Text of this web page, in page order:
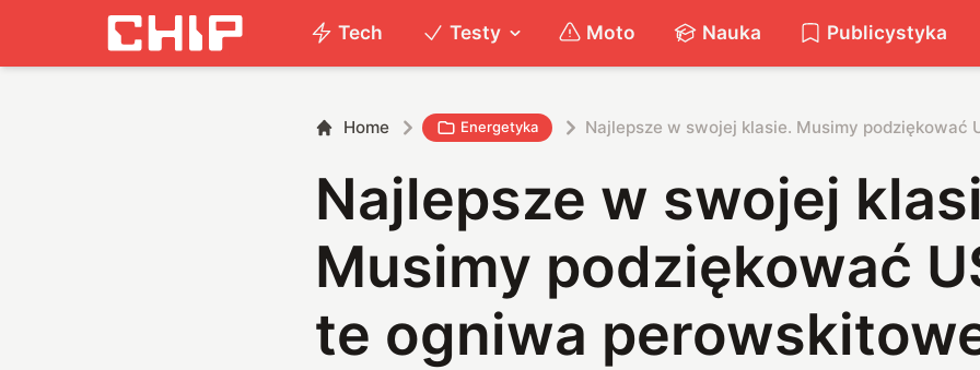
Tech Testy Moto Nauka Publicystyka
Home Energetyka Najlepsze w swojej klasie. Musimy podziękować
Najlepsze w swojej
Musimy podziękować
te ogniwa